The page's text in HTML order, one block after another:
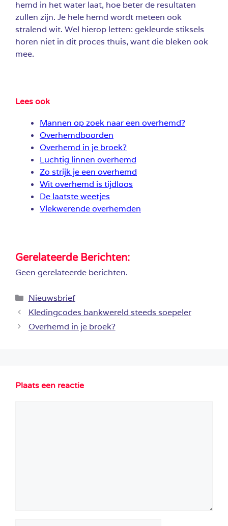
hemd in het water laat, hoe beter de resultaten
zullen zijn. Je hele hemd wordt meteen ook
stralend wit. Wel hierop letten: gekleurde stiksels
horen niet in dit proces thuis, want die bleken ook
mee.
Lees ook
Mannen op zoek naar een overhemd?
Overhemdboorden
Overhemd in je broek?
Luchtig linnen overhemd
Zo strijk je een overhemd
Wit overhemd is tijdloos
De laatste weetjes
Vlekwerende overhemden
Gerelateerde Berichten:
Geen gerelateerde berichten.
Categorieën
Nieuwsbrief
Kledingcodes bankwereld steeds soepeler
Overhemd in je broek?
Plaats een reactie